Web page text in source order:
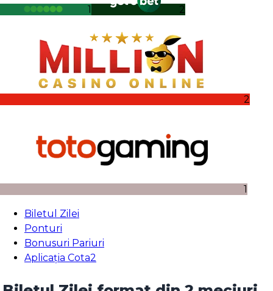
1 2
2
1
Biletul Zilei
Ponturi
Bonusuri Pariuri
Aplicația Cota2